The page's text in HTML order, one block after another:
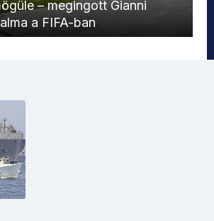
– megingott Gianni
a FIFA-ban